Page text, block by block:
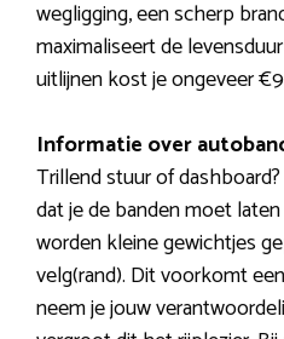
wegligging, een scherp
maximaliseert de
uitlijnen kost je ongeveer
Informatie over
Trillend stuur of
dat je de banden moet
worden kleine gewichtjes
velg(rand). Dit voorkomt
neem je jouw